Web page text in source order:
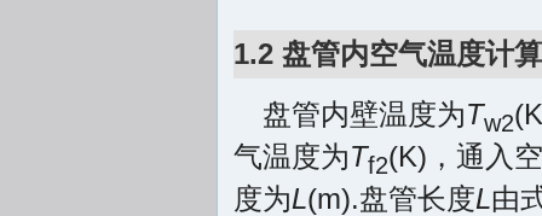
1.2 盘管内空气温度计算
盘管内壁温度为Tw2
气温度为Tf2(K)，通入
度为L(m).盘管长度L由